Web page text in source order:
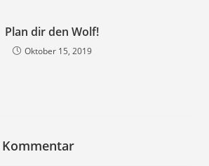
Plan dir den Wolf!
Oktober 15, 2019
Kommentar